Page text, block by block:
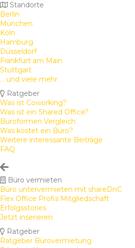
Standorte
Berlin
München
Köln
Hamburg
Düsseldorf
Frankfurt am Main
Stuttgart
... und viele mehr
Ratgeber
Was ist Coworking?
Was ist ein Shared Office?
Büroformen Vergleich
Was kostet ein Büro?
Weitere interessante Beiträge
FAQ
Büro vermieten
Büro untervermieten mit shareDnC
Flex Office Profis Mitgliedschaft
Erfolgsstories
Jetzt inserieren
Ratgeber
Ratgeber Bürovermietung